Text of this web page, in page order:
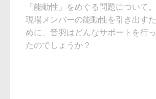
「能動性」をめぐる問題について。
現場メンバーの能動性を引き出すた
めに、音羽はどんなサポートを行っ
たのでしょうか？